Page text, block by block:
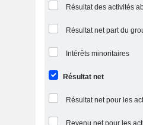
Résultat des activités
Résultat net part du
Intérêts minoritaires
Résultat net